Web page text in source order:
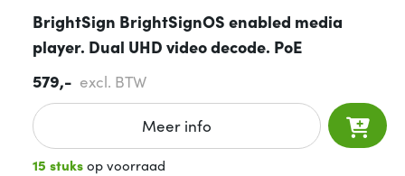
BrightSign BrightSignOS enabled media
player. Dual UHD video decode. PoE
579,- excl. BTW
Meer info
15 stuksop voorraad